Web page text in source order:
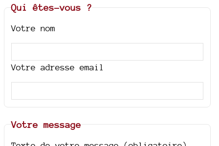
Qui êtes-vous ?
Votre nom
Votre adresse email
Votre message